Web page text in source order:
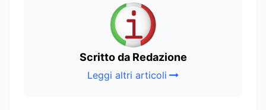
Scritto da Redazione
Leggi altri articoli